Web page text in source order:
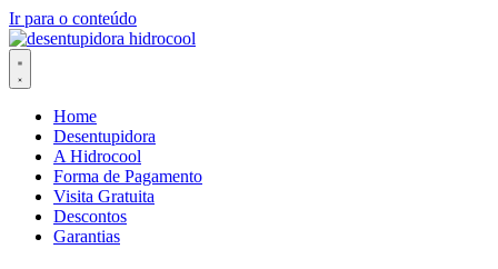
Ir para o conteúdo
Home
Desentupidora
A Hidrocool
Forma de Pagamento
Visita Gratuita
Descontos
Garantias